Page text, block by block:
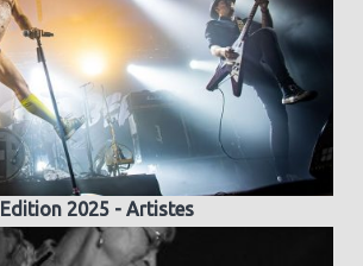
Edition 2025 - Artistes